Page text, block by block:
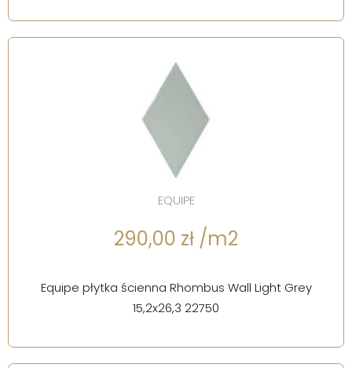
EQUIPE
290,00 zł /m2
Equipe płytka ścienna Rhombus Wall Light Grey
15,2x26,3 22750